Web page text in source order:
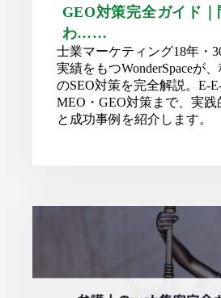
GEO対策完全ガイド｜
わ……
士業マーケティング18年・
実績をもつWonderSpaceが
のSEO対策を完全解説。E-
MEO・GEO対策まで、実
と成功事例を紹介します。